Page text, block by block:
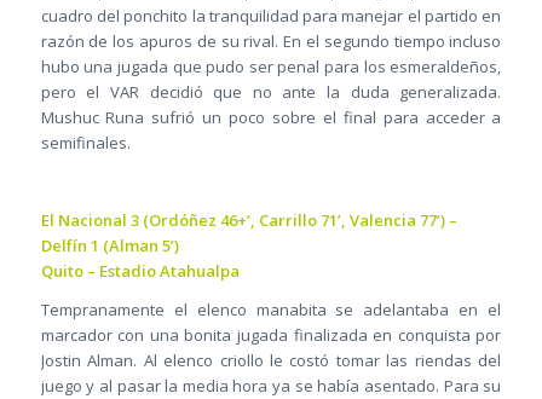
cuadro del ponchito la tranquilidad para manejar el partido en
razón de los apuros de su rival. En el segundo tiempo incluso
hubo una jugada que pudo ser penal para los esmeraldeños,
pero el VAR decidió que no ante la duda generalizada.
Mushuc Runa sufrió un poco sobre el final para acceder a
semifinales.
El Nacional 3 (Ordóñez 46+’, Carrillo 71’, Valencia 77’) –
Delfín 1 (Alman 5’)
Quito – Estadio Atahualpa
Tempranamente el elenco manabita se adelantaba en el
marcador con una bonita jugada finalizada en conquista por
Jostin Alman. Al elenco criollo le costó tomar las riendas del
juego y al pasar la media hora ya se había asentado. Para su